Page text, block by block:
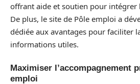
offrant aide et soutien pour intégrer
De plus, le site de Pôle emploi a
dédiée aux avantages pour faciliter
informations utiles.
Maximiser l’accompagnement
emploi